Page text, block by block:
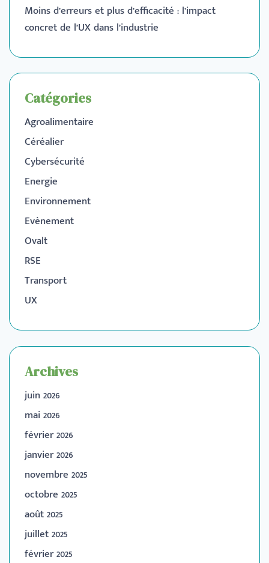
Moins d’erreurs et plus d’efficacité : l’impact
concret de l’UX dans l’industrie
Catégories
Agroalimentaire
Céréalier
Cybersécurité
Energie
Environnement
Evènement
Ovalt
RSE
Transport
UX
Archives
juin 2026
mai 2026
février 2026
janvier 2026
novembre 2025
octobre 2025
août 2025
juillet 2025
février 2025